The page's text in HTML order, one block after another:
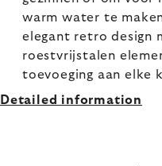
warm water te
elegant retro design
roestvrijstalen
toevoeging aan elke
Detailed information